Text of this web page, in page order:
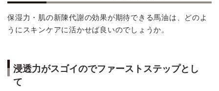
保湿力・肌の新陳代謝の効果が期待できる馬油は、どのよ
うにスキンケアに活かせば良いのでしょうか。
浸透力がスゴイのでファーストステップとし
て